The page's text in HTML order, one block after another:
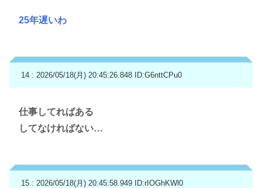
25年遅いわ
14 : 2026/05/18(月) 20:45:26.848 ID:G6nttCPu0
仕事してればある
してなければない…
15 : 2026/05/18(月) 20:45:58.949 ID:rIOGhKWl0